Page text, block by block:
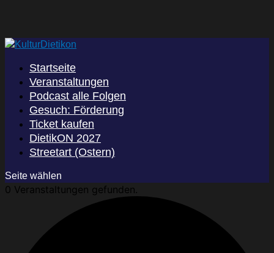
Startseite
Veranstaltungen
Podcast alle Folgen
Gesuch: Förderung
Ticket kaufen
DietikON 2027
Streetart (Ostern)
Seite wählen
0 Veranstaltungen gefunden.